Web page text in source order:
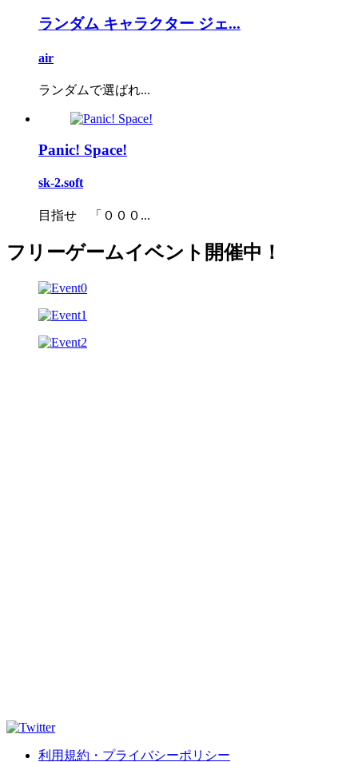
ランダム キャラクター ジェ...
air
ランダムで選ばれ...
Panic! Space!
sk-2.soft
目指せ 「０００...
フリーゲームイベント開催中！
利用規約・プライバシーポリシー